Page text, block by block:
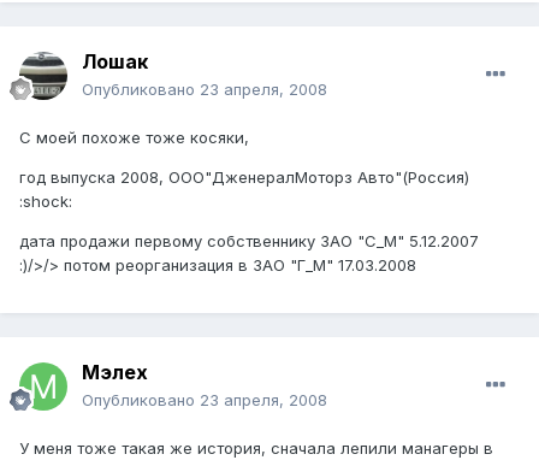
Лошак
Опубликовано 23 апреля, 2008
С моей похоже тоже косяки,
год выпуска 2008, ООО"ДженералМоторз Авто"(Россия)
:shock:
дата продажи первому собственнику ЗАО "С_М" 5.12.2007
:)/>/> потом реорганизация в ЗАО "Г_М" 17.03.2008
Мэлех
Опубликовано 23 апреля, 2008
У меня тоже такая же история, сначала лепили манагеры в